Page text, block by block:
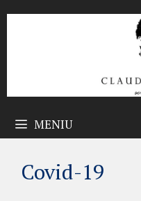
MENIU
Covid-19